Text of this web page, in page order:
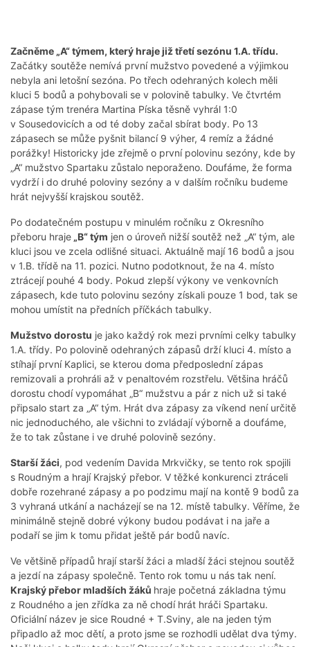
Začněme „A“ týmem, který hraje již třetí sezónu 1.A. třídu.
Začátky soutěže nemívá první mužstvo povedené a výjimkou
nebyla ani letošní sezóna. Po třech odehraných kolech měli
kluci 5 bodů a pohybovali se v polovině tabulky. Ve čtvrtém
zápase tým trenéra Martina Píska těsně vyhrál 1:0
v Sousedovicích a od té doby začal sbírat body. Po 13
zápasech se může pyšnit bilancí 9 výher, 4 remíz a žádné
porážky! Historicky jde zřejmě o první polovinu sezóny, kde by
„A“ mužstvo Spartaku zůstalo neporaženo. Doufáme, že forma
vydrží i do druhé poloviny sezóny a v dalším ročníku budeme
hrát nejvyšší krajskou soutěž.
Po dodatečném postupu v minulém ročníku z Okresního
přeboru hraje „B“ tým jen o úroveň nižší soutěž než „A“ tým, ale
kluci jsou ve zcela odlišné situaci. Aktuálně mají 16 bodů a jsou
v 1.B. třídě na 11. pozici. Nutno podotknout, že na 4. místo
ztrácejí pouhé 4 body. Pokud zlepší výkony ve venkovních
zápasech, kde tuto polovinu sezóny získali pouze 1 bod, tak se
mohou umístit na předních příčkách tabulky.
Mužstvo dorostu je jako každý rok mezi prvními celky tabulky
1.A. třídy. Po polovině odehraných zápasů drží kluci 4. místo a
stíhají první Kaplici, se kterou doma předposlední zápas
remizovali a prohráli až v penaltovém rozstřelu. Většina hráčů
dorostu chodí vypomáhat „B“ mužstvu a pár z nich už si také
připsalo start za „A“ tým. Hrát dva zápasy za víkend není určitě
nic jednoduchého, ale všichni to zvládají výborně a doufáme,
že to tak zůstane i ve druhé polovině sezóny.
Starší žáci, pod vedením Davida Mrkvičky, se tento rok spojili
s Roudným a hrají Krajský přebor. V těžké konkurenci ztráceli
dobře rozehrané zápasy a po podzimu mají na kontě 9 bodů za
3 vyhraná utkání a nacházejí se na 12. místě tabulky. Věříme, že
minimálně stejně dobré výkony budou podávat i na jaře a
podaří se jim k tomu přidat ještě pár bodů navíc.
Ve většině případů hrají starší žáci a mladší žáci stejnou soutěž
a jezdí na zápasy společně. Tento rok tomu u nás tak není.
Krajský přebor mladších žáků hraje početná základna týmu
z Roudného a jen zřídka za ně chodí hrát hráči Spartaku.
Oficiální název je sice Roudné + T.Sviny, ale na jeden tým
připadlo až moc dětí, a proto jsme se rozhodli udělat dva týmy.